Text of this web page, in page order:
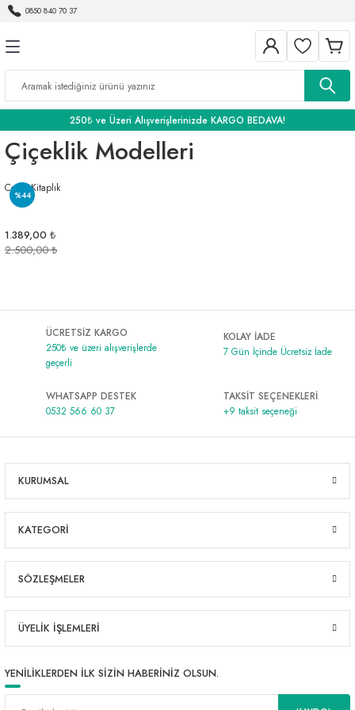
0850 840 70 37
250₺ ve Üzeri Alışverişlerinizde KARGO BEDAVA!
Çiçeklik Modelleri
%44
Como Kitaplık
1.389,00 ₺
2.500,00 ₺
ÜCRETSİZ KARGO
250₺ ve üzeri alışverişlerde
geçerli
KOLAY İADE
7 Gün İçinde Ücretsiz İade
WHATSAPP DESTEK
0532 566 60 37
TAKSİT SEÇENEKLERİ
+9 taksit seçeneği
KURUMSAL
KATEGORİ
SÖZLEŞMELER
ÜYELİK İŞLEMLERİ
YENİLİKLERDEN İLK SİZİN HABERİNİZ OLSUN.